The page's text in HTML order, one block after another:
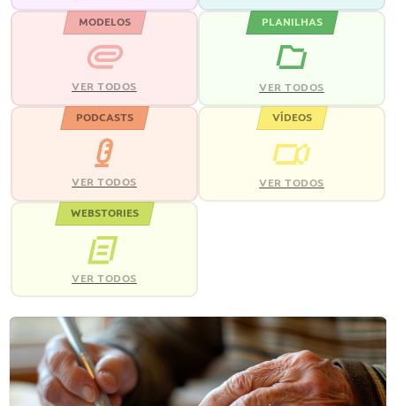
MODELOS
VER TODOS
PLANILHAS
VER TODOS
PODCASTS
VER TODOS
VÍDEOS
VER TODOS
WEBSTORIES
VER TODOS